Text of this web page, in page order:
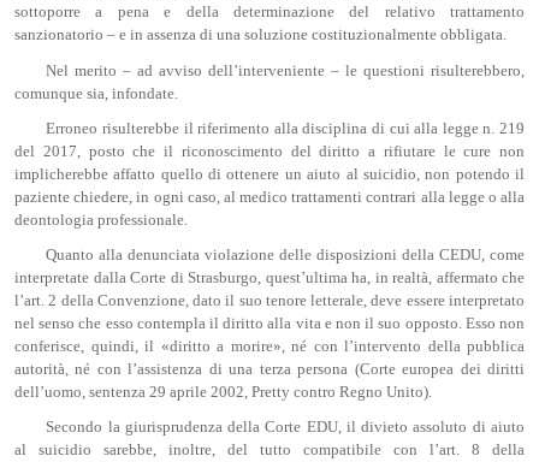
sottoporre a pena e della determinazione del relativo trattamento
sanzionatorio – e in assenza di una soluzione costituzionalmente obbligata.
Nel merito – ad avviso dell’interveniente – le questioni risulterebbero,
comunque sia, infondate.
Erroneo risulterebbe il riferimento alla disciplina di cui alla legge n. 219
del 2017, posto che il riconoscimento del diritto a rifiutare le cure non
implicherebbe affatto quello di ottenere un aiuto al suicidio, non potendo il
paziente chiedere, in ogni caso, al medico trattamenti contrari alla legge o alla
deontologia professionale.
Quanto alla denunciata violazione delle disposizioni della CEDU, come
interpretate dalla Corte di Strasburgo, quest’ultima ha, in realtà, affermato che
l’art. 2 della Convenzione, dato il suo tenore letterale, deve essere interpretato
nel senso che esso contempla il diritto alla vita e non il suo opposto. Esso non
conferisce, quindi, il «diritto a morire», né con l’intervento della pubblica
autorità, né con l’assistenza di una terza persona (Corte europea dei diritti
dell’uomo, sentenza 29 aprile 2002, Pretty contro Regno Unito).
Secondo la giurisprudenza della Corte EDU, il divieto assoluto di aiuto
al suicidio sarebbe, inoltre, del tutto compatibile con l’art. 8 della